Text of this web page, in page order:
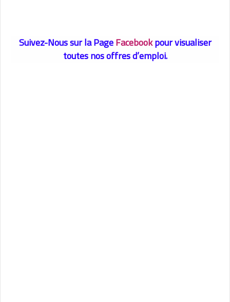
Suivez-Nous sur la PageFacebookpour visualiser
toutes nosoffres d’emploi.